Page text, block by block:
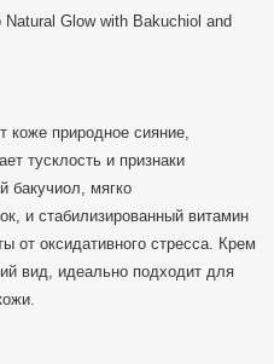
Glow with Bakuchiol and
коже природное сияние,
тусклость и признаки
бакучиол, мягко
и стабилизированный витамин
от оксидативного стресса. Крем
вид, идеально подходит для